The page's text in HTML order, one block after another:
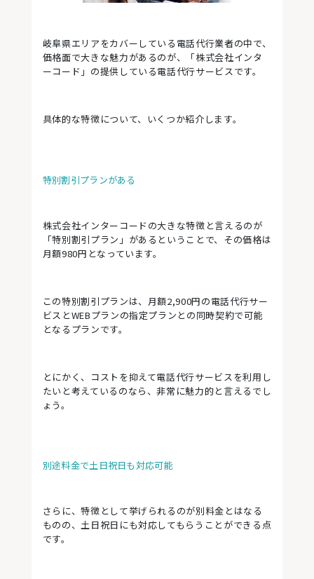
岐阜県エリアをカバーしている電話代行業者の中で、
価格面で大きな魅力があるのが、「株式会社インタ
ーコード」の提供している電話代行サービスです。
具体的な特徴について、いくつか紹介します。
特別割引プランがある
株式会社インターコードの大きな特徴と言えるのが
「特別割引プラン」があるということで、その価格は
月額980円となっています。
この特別割引プランは、月額2,900円の電話代行サー
ビスとWEBプランの指定プランとの同時契約で可能
となるプランです。
とにかく、コストを抑えて電話代行サービスを利用し
たいと考えているのなら、非常に魅力的と言えるでし
ょう。
別途料金で土日祝日も対応可能
さらに、特徴として挙げられるのが別料金とはなる
ものの、土日祝日にも対応してもらうことができる点
です。